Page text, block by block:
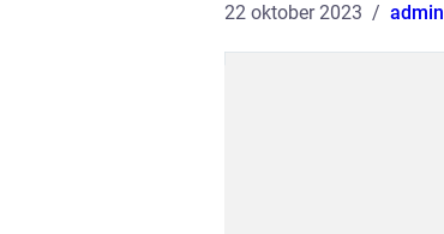
22 oktober 2023 admin